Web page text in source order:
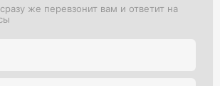
же перевзонит вам и ответит на